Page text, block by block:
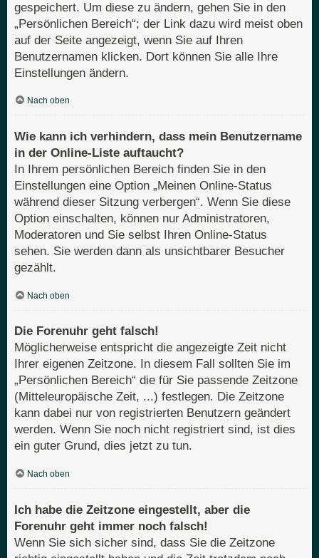
gespeichert. Um diese zu ändern, gehen Sie in den
„Persönlichen Bereich“; der Link dazu wird meist oben
auf der Seite angezeigt, wenn Sie auf Ihren
Benutzernamen klicken. Dort können Sie alle Ihre
Einstellungen ändern.
Nach oben
Wie kann ich verhindern, dass mein Benutzername
in der Online-Liste auftaucht?
In Ihrem persönlichen Bereich finden Sie in den
Einstellungen eine Option „Meinen Online-Status
während dieser Sitzung verbergen“. Wenn Sie diese
Option einschalten, können nur Administratoren,
Moderatoren und Sie selbst Ihren Online-Status
sehen. Sie werden dann als unsichtbarer Besucher
gezählt.
Nach oben
Die Forenuhr geht falsch!
Möglicherweise entspricht die angezeigte Zeit nicht
Ihrer eigenen Zeitzone. In diesem Fall sollten Sie im
„Persönlichen Bereich“ die für Sie passende Zeitzone
(Mitteleuropäische Zeit, ...) festlegen. Die Zeitzone
kann dabei nur von registrierten Benutzern geändert
werden. Wenn Sie noch nicht registriert sind, ist dies
ein guter Grund, dies jetzt zu tun.
Nach oben
Ich habe die Zeitzone eingestellt, aber die
Forenuhr geht immer noch falsch!
Wenn Sie sich sicher sind, dass Sie die Zeitzone